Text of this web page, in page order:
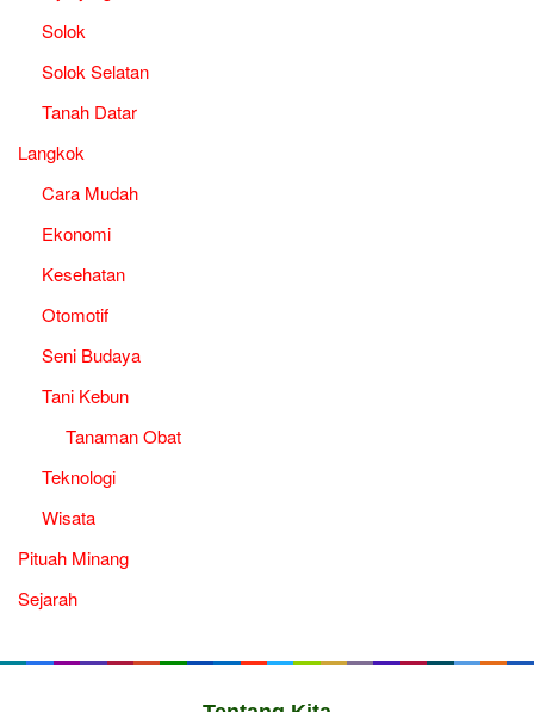
Solok
Solok Selatan
Tanah Datar
Langkok
Cara Mudah
Ekonomi
Kesehatan
Otomotif
Seni Budaya
Tani Kebun
Tanaman Obat
Teknologi
Wisata
Pituah Minang
Sejarah